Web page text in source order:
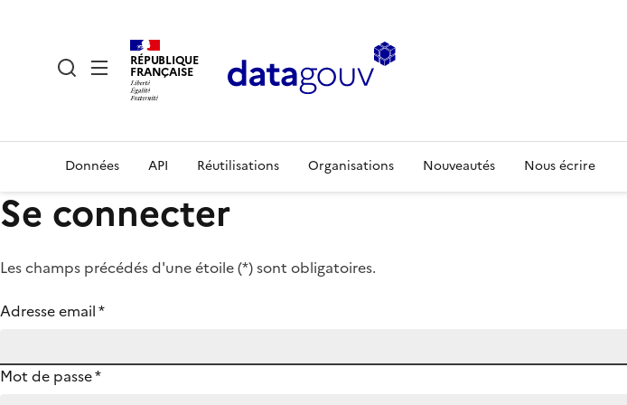
RÉPUBLIQUE
FRANÇAISE
Données API Réutilisations Organisations Nouveautés Nous écrire
Se connecter
Les champs précédés d'une étoile (*) sont obligatoires.
Adresse email*
Mot de passe*